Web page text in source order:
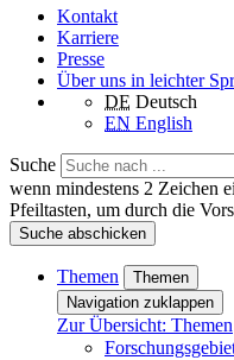
Kontakt
Karriere
Presse
Über uns in leichter
DE Deutsch
EN English
Suche
wenn mindestens 2 Zeichen
Pfeiltasten, um durch die
Suche abschicken
Themen
Themen
Navigation zuklappen
Zur Übersicht: Themen